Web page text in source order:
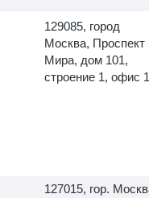
129085, город
Москва, Проспект
Мира, дом 101,
строение 1, офис
127015, гор.